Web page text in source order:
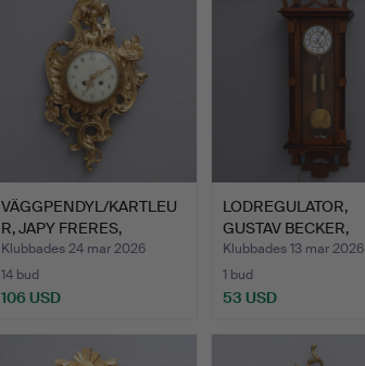
VÄGGPENDYL/KARTLEU
R, JAPY FRERES,
MÄSSING.
Klubbades 24 mar 2026
14 bud
106 USD
LODREGULATOR,
GUSTAV BECKER,
JUGEND.
Klubbades 13 mar 2026
1 bud
53 USD